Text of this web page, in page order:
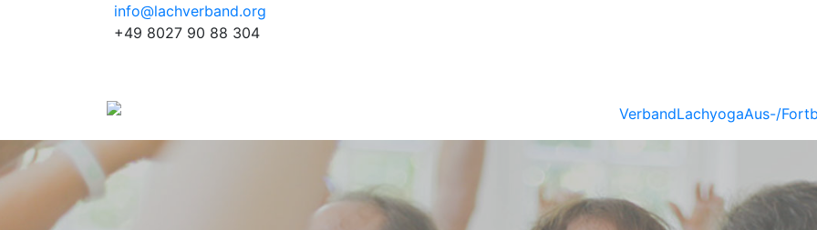
info@lachverband.org
+49 8027 90 88 304
VerbandLachyogaAus-/